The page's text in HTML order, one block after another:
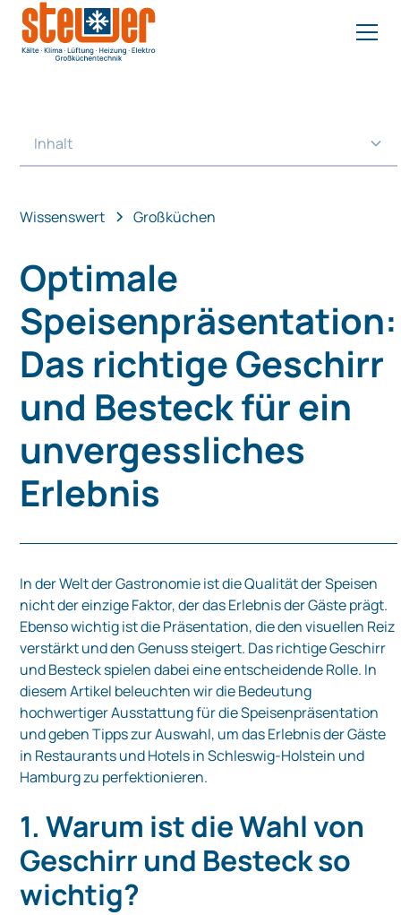
Inhalt
Wissenswert
Großküchen
Optimale
Speisenpräsentation:
Das richtige Geschirr
und Besteck für ein
unvergessliches
Erlebnis
In der Welt der Gastronomie ist die Qualität der Speisen
nicht der einzige Faktor, der das Erlebnis der Gäste prägt.
Ebenso wichtig ist die Präsentation, die den visuellen Reiz
verstärkt und den Genuss steigert. Das richtige Geschirr
und Besteck spielen dabei eine entscheidende Rolle. In
diesem Artikel beleuchten wir die Bedeutung
hochwertiger Ausstattung für die Speisenpräsentation
und geben Tipps zur Auswahl, um das Erlebnis der Gäste
in Restaurants und Hotels in Schleswig-Holstein und
Hamburg zu perfektionieren.
1. Warum ist die Wahl von
Geschirr und Besteck so
wichtig?